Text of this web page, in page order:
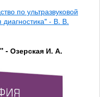
по ультразвуковой
диагностика" - В. В.
- Озерская И. А.